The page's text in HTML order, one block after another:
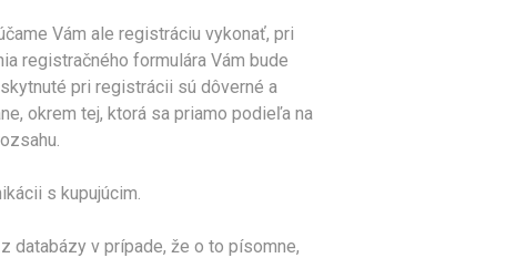
Vám ale registráciu vykonať, pri
registračného formulára Vám bude
pri registrácii sú dôverné a
okrem tej, ktorá sa priamo podieľa na
s kupujúcim.
databázy v prípade, že o to písomne,